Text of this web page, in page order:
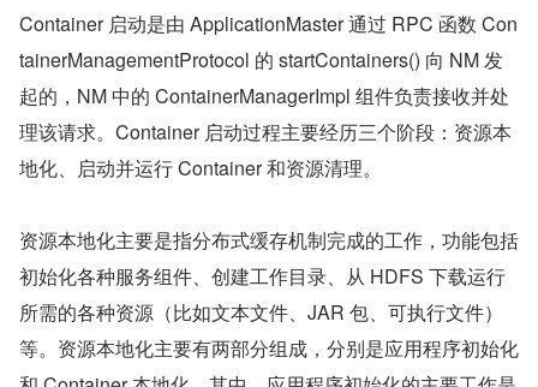
Container 启动是由 ApplicationMaster 通过 RPC 函数 Con
tainerManagementProtocol 的 startContainers() 向 NM 发
起的，NM 中的 ContainerManagerImpl 组件负责接收并处
理该请求。Container 启动过程主要经历三个阶段：资源本
地化、启动并运行 Container 和资源清理。
资源本地化主要是指分布式缓存机制完成的工作，功能包括
初始化各种服务组件、创建工作目录、从 HDFS 下载运行
所需的各种资源（比如文本文件、JAR 包、可执行文件）
等。资源本地化主要有两部分组成，分别是应用程序初始化